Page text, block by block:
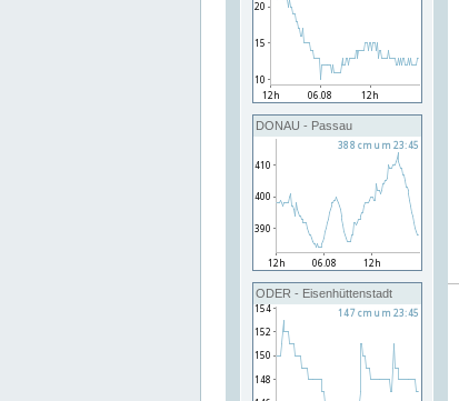
DONAU - Passau
ODER - Eisenhüttenstadt